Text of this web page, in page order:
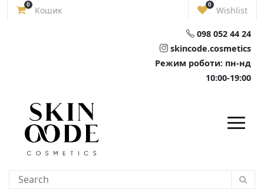
Skip
0
Кошик
0
Wishlist
098 052 44 24
skincode.cosmetics
Режим роботи: пн-нд
10:00-19:00